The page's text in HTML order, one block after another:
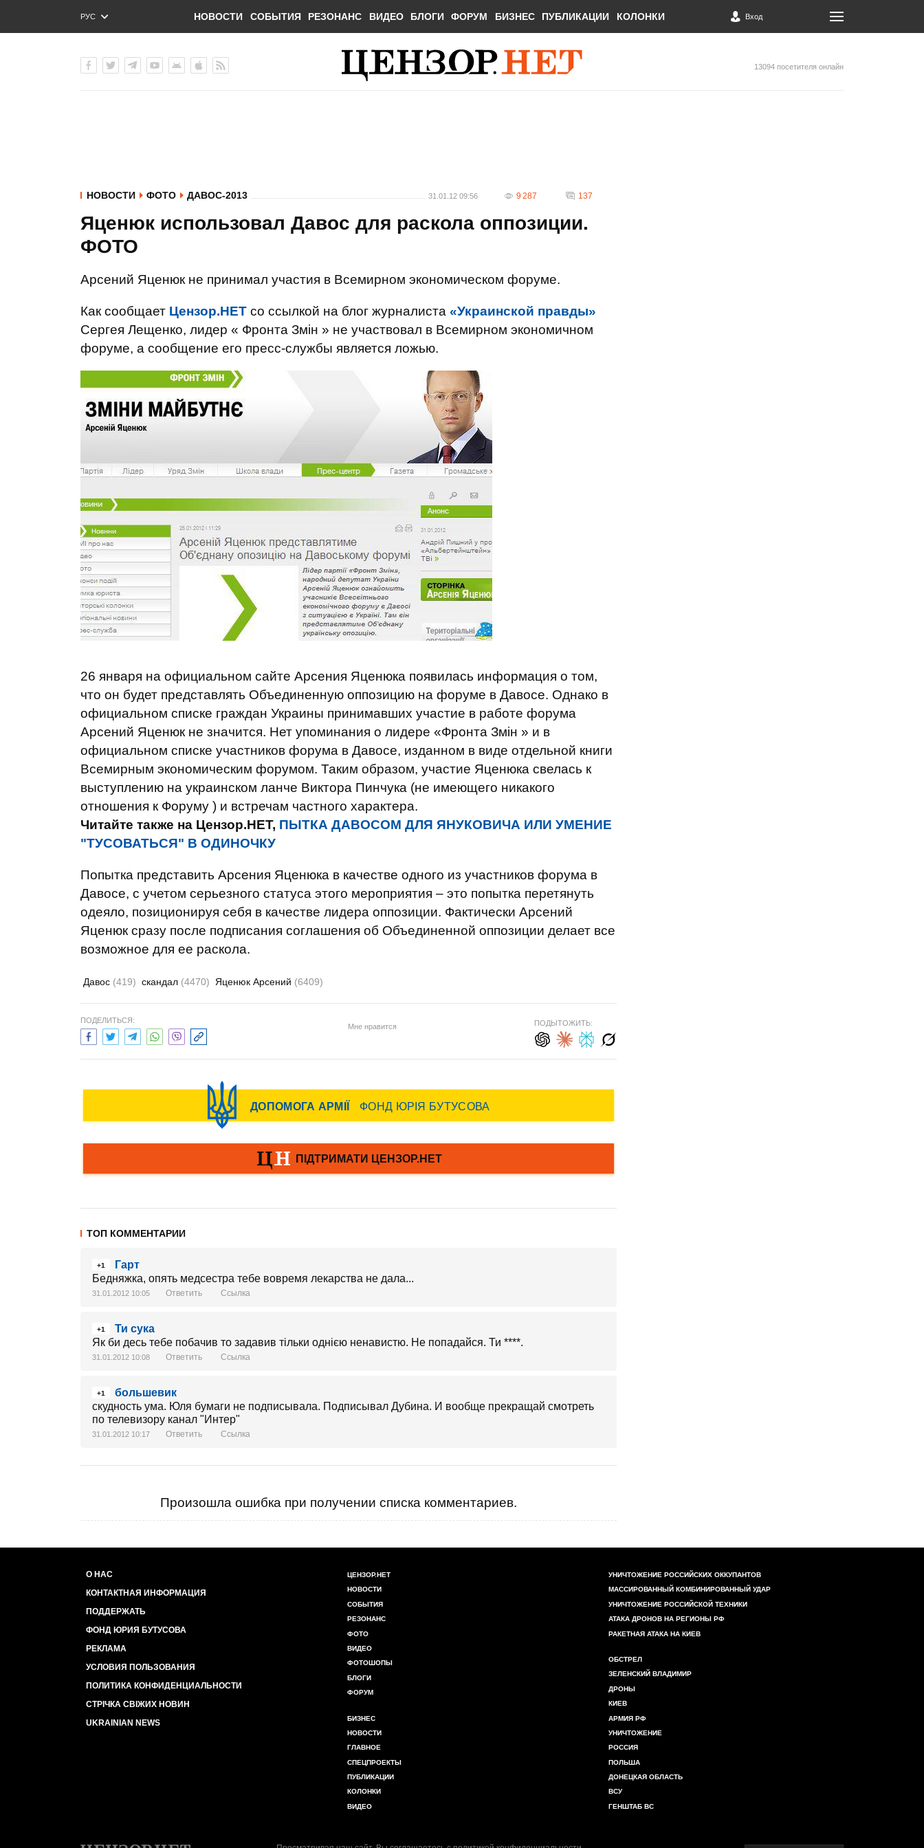
РУС
ENG
НОВОСТИ СОБЫТИЯ РЕЗОНАНС ВИДЕО БЛОГИ ФОРУМ БИЗНЕС ПУБЛИКАЦИИ КОЛОНКИ Вход
13094 посетителя онлайн
НОВОСТИ ФОТО ДАВОС-2013 31.01.12 09:56 9 287 137
Яценюк использовал Давос для раскола оппозиции.
ФОТО
Арсений Яценюк не принимал участия в Всемирном экономическом форуме.
Как сообщает Цензор.НЕТ со ссылкой на блог журналиста «Украинской правды»
Сергея Лещенко, лидер « Фронта Змін » не участвовал в Всемирном экономичном
форуме, а сообщение его пресс-службы является ложью.
26 января на официальном сайте Арсения Яценюка появилась информация о том,
что он будет представлять Объединенную оппозицию на форуме в Давосе. Однако в
официальном списке граждан Украины принимавших участие в работе форума
Арсений Яценюк не значится. Нет упоминания о лидере «Фронта Змін » и в
официальном списке участников форума в Давосе, изданном в виде отдельной книги
Всемирным экономическим форумом. Таким образом, участие Яценюка свелась к
выступлению на украинском ланче Виктора Пинчука (не имеющего никакого
отношения к Форуму ) и встречам частного характера.
Читайте также на Цензор.НЕТ, ПЫТКА ДАВОСОМ ДЛЯ ЯНУКОВИЧА ИЛИ УМЕНИЕ
"ТУСОВАТЬСЯ" В ОДИНОЧКУ
Попытка представить Арсения Яценюка в качестве одного из участников форума в
Давосе, с учетом серьезного статуса этого мероприятия – это попытка перетянуть
одеяло, позиционируя себя в качестве лидера оппозиции. Фактически Арсений
Яценюк сразу после подписания соглашения об Объединенной оппозиции делает все
возможное для ее раскола.
Давос (419) скандал (4470) Яценюк Арсений (6409)
ПОДЕЛИТЬСЯ:
Мне нравится ПОДЫТОЖИТЬ:
ТОП КОММЕНТАРИИ
+1
Гарт
Бедняжка, опять медсестра тебе вовремя лекарства не дала...
31.01.2012 10:05 Ответить Ссылка
+1
Ти сука
Як би десь тебе побачив то задавив тільки однією ненавистю. Не попадайся. Ти ****.
31.01.2012 10:08 Ответить Ссылка
+1
большевик
скудность ума. Юля бумаги не подписывала. Подписывал Дубина. И вообще прекращай смотреть
по телевизору канал "Интер"
31.01.2012 10:17 Ответить Ссылка
Произошла ошибка при получении списка комментариев.
О НАС
КОНТАКТНАЯ ИНФОРМАЦИЯ
ПОДДЕРЖАТЬ
ФОНД ЮРИЯ БУТУСОВА
РЕКЛАМА
УСЛОВИЯ ПОЛЬЗОВАНИЯ
ПОЛИТИКА КОНФИДЕНЦИАЛЬНОСТИ
СТРІЧКА СВІЖИХ НОВИН
UKRAINIAN NEWS
ЦЕНЗОР.НЕТ
НОВОСТИ
СОБЫТИЯ
РЕЗОНАНС
ФОТО
ВИДЕО
ФОТОШОПЫ
БЛОГИ
ФОРУМ
БИЗНЕС
НОВОСТИ
ГЛАВНОЕ
СПЕЦПРОЕКТЫ
ПУБЛИКАЦИИ
КОЛОНКИ
ВИДЕО
УНИЧТОЖЕНИЕ РОССИЙСКИХ ОККУПАНТОВ
МАССИРОВАННЫЙ КОМБИНИРОВАННЫЙ УДАР
УНИЧТОЖЕНИЕ РОССИЙСКОЙ ТЕХНИКИ
АТАКА ДРОНОВ НА РЕГИОНЫ РФ
РАКЕТНАЯ АТАКА НА КИЕВ
ОБСТРЕЛ
ЗЕЛЕНСКИЙ ВЛАДИМИР
ДРОНЫ
КИЕВ
АРМИЯ РФ
УНИЧТОЖЕНИЕ
РОССИЯ
ПОЛЬША
ДОНЕЦКАЯ ОБЛАСТЬ
ВСУ
ГЕНШТАБ ВС